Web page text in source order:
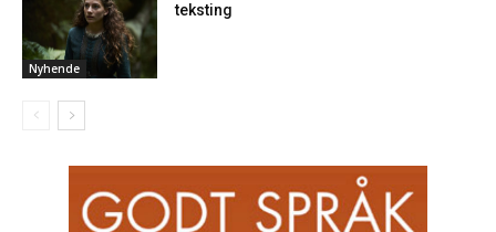
Nyhende
teksting